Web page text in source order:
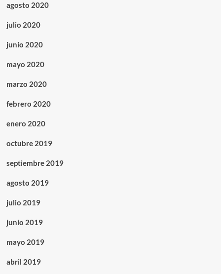
agosto 2020
julio 2020
junio 2020
mayo 2020
marzo 2020
febrero 2020
enero 2020
octubre 2019
septiembre 2019
agosto 2019
julio 2019
junio 2019
mayo 2019
abril 2019